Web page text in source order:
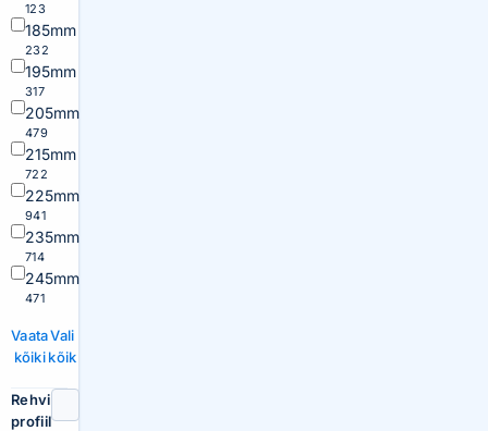
123
185mm
232
195mm
317
205mm
479
215mm
722
225mm
941
235mm
714
245mm
471
Vaata
kõiki
Vali
kõik
Rehvi
profiil